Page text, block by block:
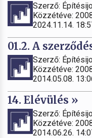
Szerző:
Közzétéve:
2024.11.14.
01.2. A
Szerző:
Közzétéve:
2014.05.08.
14. Elévülés »
Szerző:
Közzétéve:
2014.06.26.